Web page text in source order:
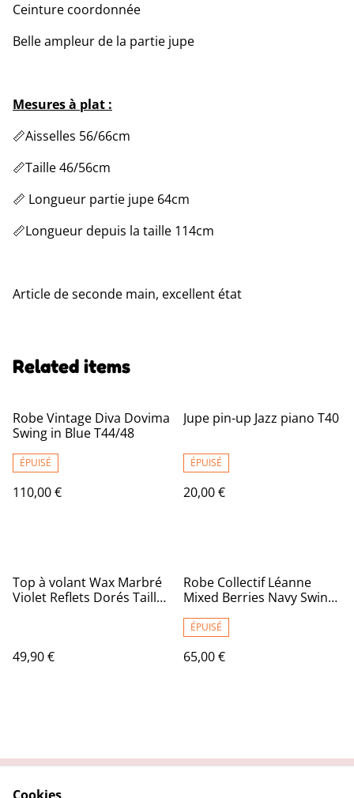
Ceinture coordonnée
Belle ampleur de la partie jupe
Mesures à plat :
📏Aisselles 56/66cm
📏Taille 46/56cm
📏 Longueur partie jupe 64cm
📏Longueur depuis la taille 114cm
Article de seconde main, excellent état
Related items
Robe Vintage Diva Dovima
Swing in Blue T44/48
ÉPUISÉ
110,00 €
Jupe pin-up Jazz piano T40
ÉPUISÉ
20,00 €
Top à volant Wax Marbré
Violet Reflets Dorés Taille
49,90 €
Robe Collectif Léanne
Mixed Berries Navy Swing
ÉPUISÉ
65,00 €